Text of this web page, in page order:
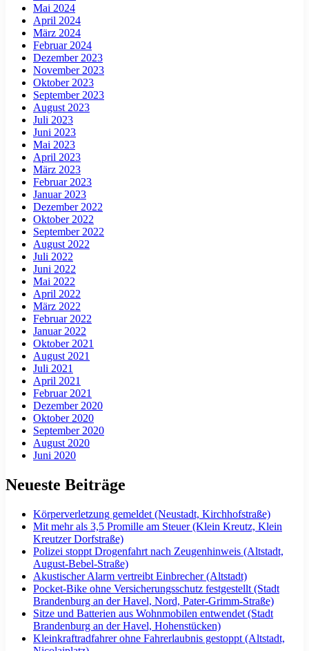
Mai 2024
April 2024
März 2024
Februar 2024
Dezember 2023
November 2023
Oktober 2023
September 2023
August 2023
Juli 2023
Juni 2023
Mai 2023
April 2023
März 2023
Februar 2023
Januar 2023
Dezember 2022
Oktober 2022
September 2022
August 2022
Juli 2022
Juni 2022
Mai 2022
April 2022
März 2022
Februar 2022
Januar 2022
Oktober 2021
August 2021
Juli 2021
April 2021
Februar 2021
Dezember 2020
Oktober 2020
September 2020
August 2020
Juni 2020
Neueste Beiträge
Körperverletzung gemeldet (Neustadt, Kirchhofstraße)
Mit mehr als 3,5 Promille am Steuer (Klein Kreutz, Klein
Kreutzer Dorfstraße)
Polizei stoppt Drogenfahrt nach Zeugenhinweis (Altstadt,
August-Bebel-Straße)
Akustischer Alarm vertreibt Einbrecher (Altstadt)
Pocket-Bike ohne Versicherungsschutz festgestellt (Stadt
Brandenburg an der Havel, Nord, Pater-Grimm-Straße)
Sitze und Batterien aus Wohnmobilen entwendet (Stadt
Brandenburg an der Havel, Hohenstücken)
Kleinkraftradfahrer ohne Fahrerlaubnis gestoppt (Altstadt,